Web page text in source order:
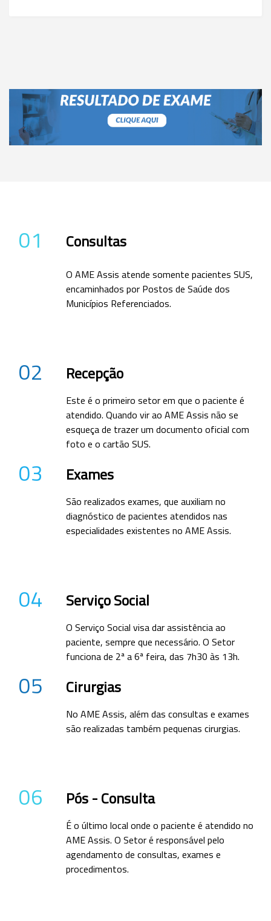
01 Consultas
O AME Assis atende somente pacientes SUS,
encaminhados por Postos de Saúde dos
Municípios Referenciados.
02 Recepção
Este é o primeiro setor em que o paciente é
atendido. Quando vir ao AME Assis não se
esqueça de trazer um documento oficial com
foto e o cartão SUS.
03 Exames
São realizados exames, que auxiliam no
diagnóstico de pacientes atendidos nas
especialidades existentes no AME Assis.
04 Serviço Social
O Serviço Social visa dar assistência ao
paciente, sempre que necessário. O Setor
funciona de 2ª a 6ª feira, das 7h30 às 13h.
05 Cirurgias
No AME Assis, além das consultas e exames
são realizadas também pequenas cirurgias.
06 Pós - Consulta
É o último local onde o paciente é atendido no
AME Assis. O Setor é responsável pelo
agendamento de consultas, exames e
procedimentos.